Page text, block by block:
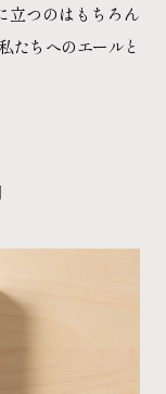
立つのはもちろん
たちへのエールと